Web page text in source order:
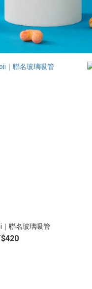
｜聯名玻璃吸管